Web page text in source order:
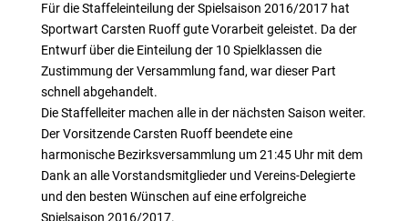
Für die Staffeleinteilung der Spielsaison 2016/2017 hat
Sportwart Carsten Ruoff gute Vorarbeit geleistet. Da der
Entwurf über die Einteilung der 10 Spielklassen die
Zustimmung der Versammlung fand, war dieser Part
schnell abgehandelt.
Die Staffelleiter machen alle in der nächsten Saison weiter.
Der Vorsitzende Carsten Ruoff beendete eine
harmonische Bezirksversammlung um 21:45 Uhr mit dem
Dank an alle Vorstandsmitglieder und Vereins-Delegierte
und den besten Wünschen auf eine erfolgreiche
Spielsaison 2016/2017.